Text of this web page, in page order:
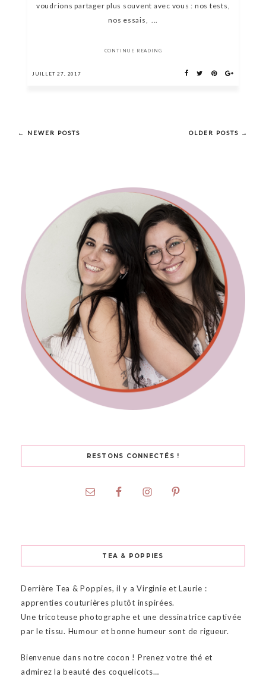
voudrions partager plus souvent avec vous : nos tests,
nos essais, ...
CONTINUE READING
JUILLET 27, 2017
OLDER POSTS →
← NEWER POSTS
RESTONS CONNECTÉS !
TEA & POPPIES
Derrière Tea & Poppies, il y a Virginie et Laurie :
apprenties couturières plutôt inspirées.
Une tricoteuse photographe et une dessinatrice captivée
par le tissu. Humour et bonne humeur sont de rigueur.
Bienvenue dans notre cocon ! Prenez votre thé et
admirez la beauté des coquelicots…